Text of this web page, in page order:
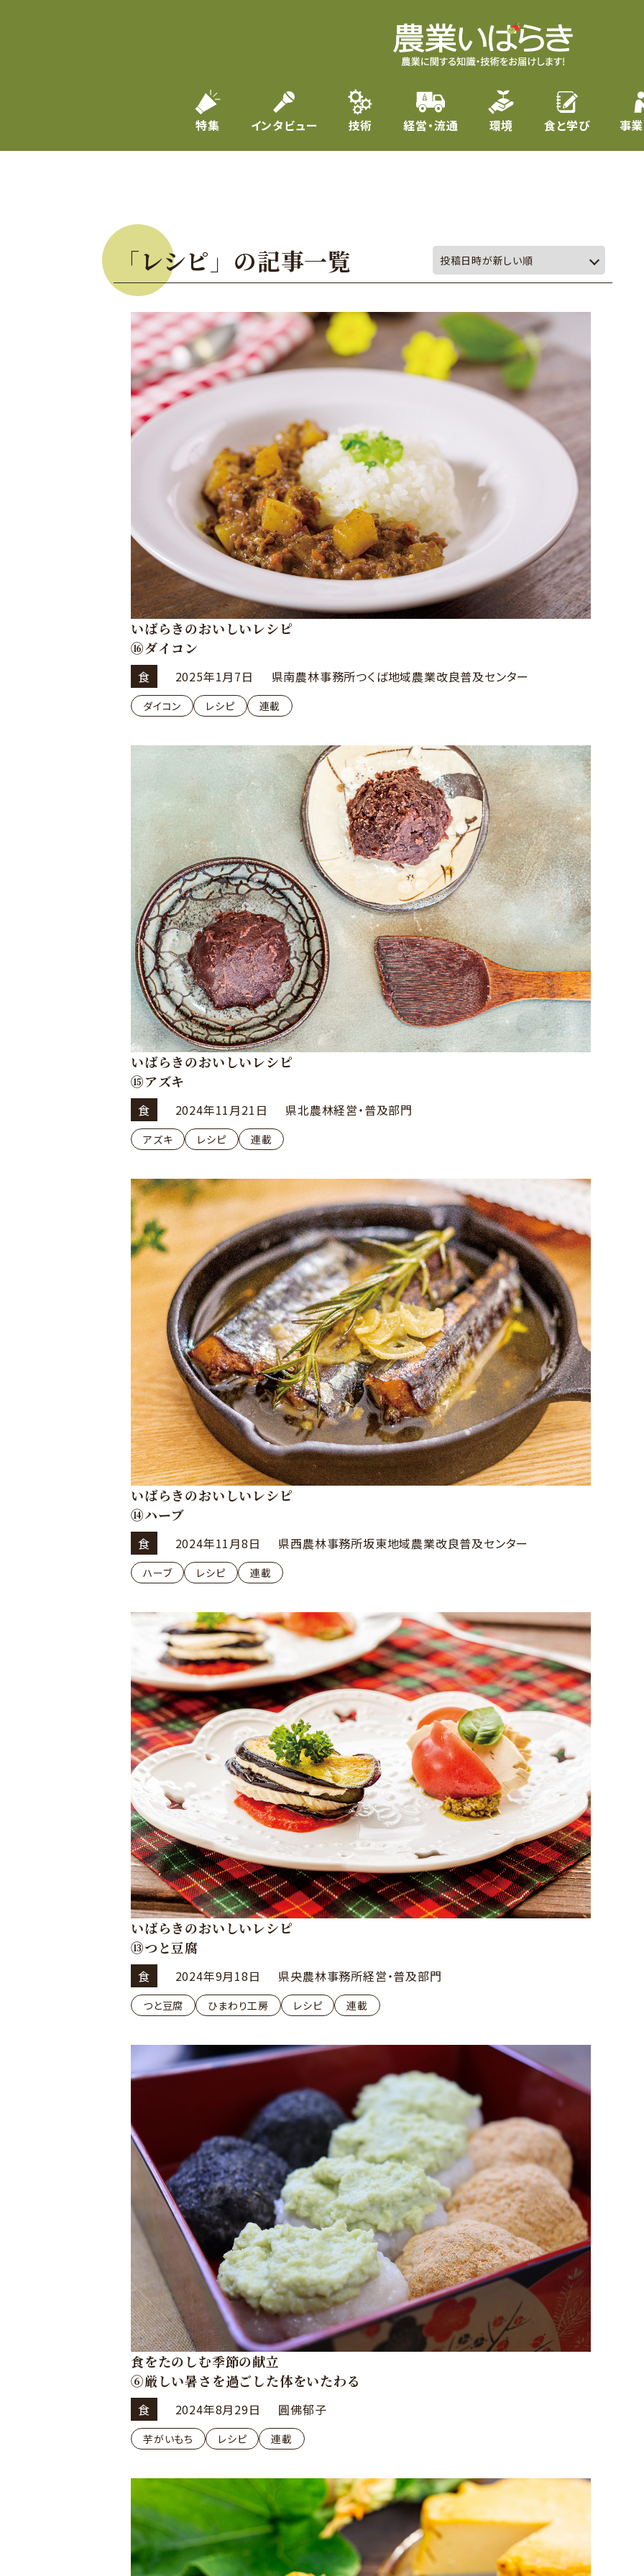
特集 インタビュー 技術 経営・流通 環境 食と学び 事
「レシピ」の記事一覧
いばらきのおいしいレシピ
⑯ダイコン
食 2025年1月7日 県南農林事務所つくば地域農業改良普及センター
ダイコン レシピ 連載
いばらきのおいしいレシピ
⑮アズキ
食 2024年11月21日 県北農林経営・普及部門
アズキ レシピ 連載
いばらきのおいしいレシピ
⑭ハーブ
食 2024年11月8日 県西農林事務所坂東地域農業改良普及センター
ハーブ レシピ 連載
いばらきのおいしいレシピ
⑬つと豆腐
食 2024年9月18日 県央農林事務所経営・普及部門
つと豆腐 ひまわり工房 レシピ 連載
食をたのしむ季節の献立
⑥厳しい暑さを過ごした体をいたわる
食 2024年8月29日 圓佛郁子
芋がいもち レシピ 連載